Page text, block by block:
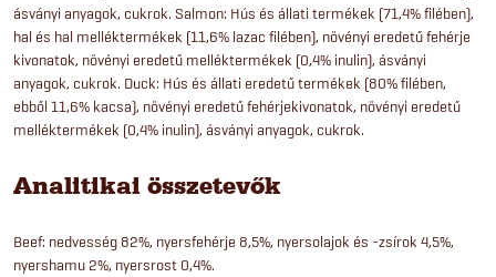
ásványi anyagok, cukrok. Salmon: Hús és állati termékek (71,4% filében),
hal és hal melléktermékek (11,6% lazac filében), növényi eredetű fehérje
kivonatok, növényi eredetű melléktermékek (0,4% inulin), ásványi
anyagok, cukrok. Duck: Hús és állati eredetű termékek (80% filében,
ebből 11,6% kacsa), növényi eredetű fehérjekivonatok, növényi eredetű
melléktermékek (0,4% inulin), ásványi anyagok, cukrok.
Analitikai összetevők
Beef: nedvesség 82%, nyersfehérje 8,5%, nyersolajok és -zsírok 4,5%,
nyershamu 2%, nyersrost 0,4%.